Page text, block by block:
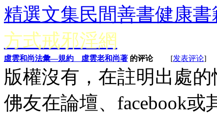
精選文集民間善書健康書
方式戒邪淫網
虛雲和尚法彙—規約 虛雲老和尚著 的评论[发表评论]
版權沒有，在註明出處
佛友在論壇、facebook